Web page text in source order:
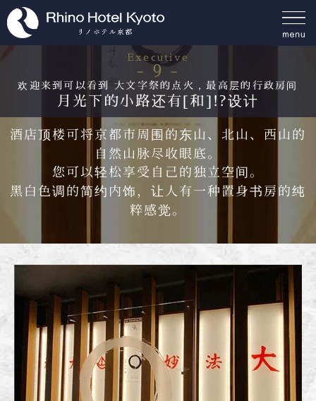
Executive
- 9 -
欢迎来到可以看到 大文字祭的点火，最高层的行政房间
月光下的小路还有[和]!?设计
酒店顶楼可将京都市周围的东山、北山、西山的
自然山脉尽收眼底。
您可以轻松享受自己的独立空间。
黑白色调的简约内饰，让人有一种置身书房的纯
粹感觉。